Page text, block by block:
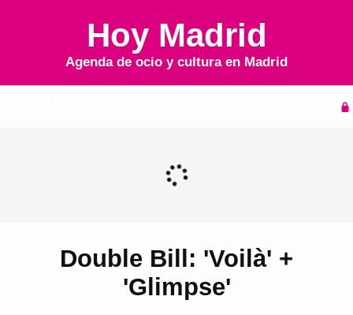
Hoy Madrid
Agenda de ocio y cultura en Madrid
Double Bill: 'Voilà' +
'Glimpse'